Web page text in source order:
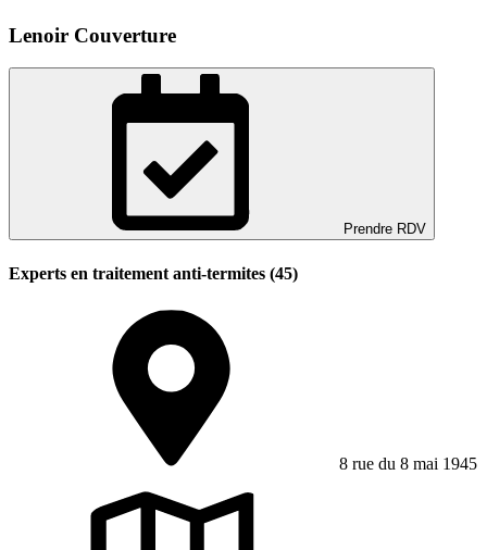
Lenoir Couverture
Prendre RDV
Experts en traitement anti-termites (45)
8 rue du 8 mai 1945